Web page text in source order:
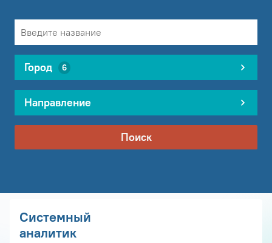
Город 6
Направление
Поиск
Системный
аналитик